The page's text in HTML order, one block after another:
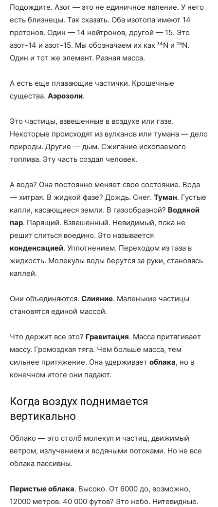
Подождите. Азот — это не единичное явление. У него
есть близнецы. Так сказать. Оба изотопа имеют 14
протонов. Один — 14 нейтронов, другой — 15. Это
азот-14 и азот-15. Мы обозначаем их как ¹⁴N и ¹⁵N.
Один и тот же элемент. Разная масса.
А есть еще плавающие частички. Крошечные
существа. Аэрозоли.
Это частицы, взвешенные в воздухе или газе.
Некоторые происходят из вулканов или тумана — дело
природы. Другие — дым. Сжигание ископаемого
топлива. Эту часть создал человек.
А вода? Она постоянно меняет свое состояние. Вода
— хитрая. В жидкой фазе? Дождь. Снег. Туман. Густые
капли, касающиеся земли. В газообразной? Водяной
пар. Парящий. Взвешенный. Невидимый, пока не
решит слиться воедино. Это называется
конденсацией. Уплотнением. Переходом из газа в
жидкость. Молекулы воды берутся за руки, становясь
каплей.
Они объединяются. Слияние. Маленькие частицы
становятся единой массой.
Что держит все это? Гравитация. Масса притягивает
массу. Громоздкая тяга. Чем больше масса, тем
сильнее притяжение. Она удерживает облака, но в
конечном итоге они падают.
Когда воздух поднимается
вертикально
Облако — это столб молекул и частиц, движимый
ветром, излучением и водяными потоками. Но не все
облака пассивны.
Перистые облака. Высоко. От 6000 до, возможно,
12000 метров. 40 000 футов? Это небо. Нитевидные.